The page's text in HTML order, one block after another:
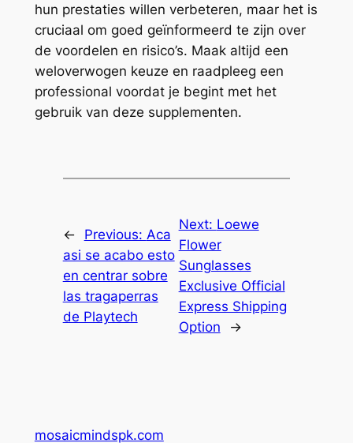
hun prestaties willen verbeteren, maar het is
cruciaal om goed geïnformeerd te zijn over
de voordelen en risico’s. Maak altijd een
weloverwogen keuze en raadpleeg een
professional voordat je begint met het
gebruik van deze supplementen.
← Previous: Aca
asi se acabo esto
en centrar sobre
las tragaperras
de Playtech
Next: Loewe
Flower
Sunglasses
Exclusive Official
Express Shipping
Option
→
mosaicmindspk.com